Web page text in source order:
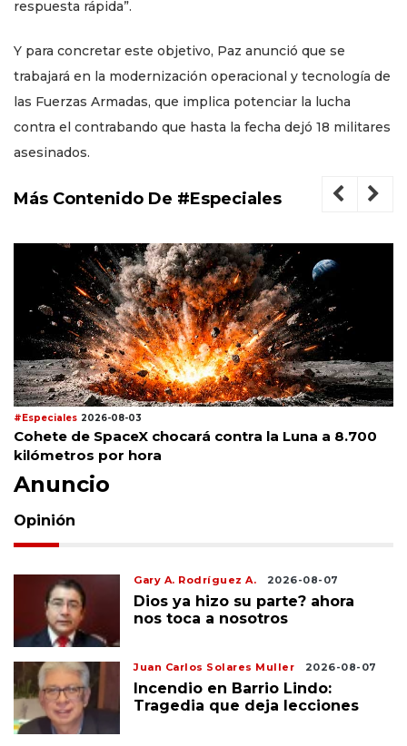
respuesta rápida”.
Y para concretar este objetivo, Paz anunció que se
trabajará en la modernización operacional y tecnología de
las Fuerzas Armadas, que implica potenciar la lucha
contra el contrabando que hasta la fecha dejó 18 militares
asesinados.
Más Contenido De #Especiales
#Especiales 2026-08-03
Cohete de SpaceX chocará contra la Luna a 8.700
kilómetros por hora
Anuncio
Opinión
Gary A. Rodríguez A. 2026-08-07
Dios ya hizo su parte? ahora
nos toca a nosotros
Juan Carlos Solares Muller 2026-08-07
Incendio en Barrio Lindo:
Tragedia que deja lecciones